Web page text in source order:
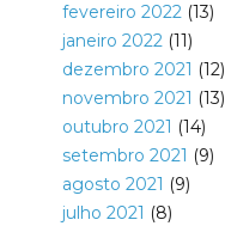
fevereiro 2022(13)
janeiro 2022(11)
dezembro 2021 (12)
novembro 2021 (13)
outubro 2021 (14)
setembro 2021 (9)
agosto 2021 (9)
julho 2021 (8)